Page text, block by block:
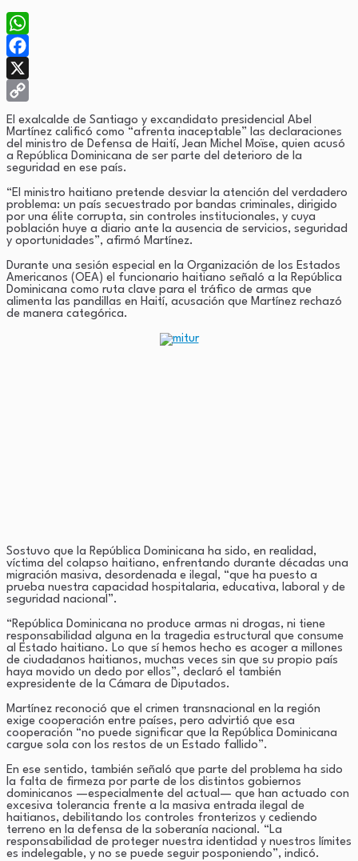
WhatsApp
Facebook
X
Copy
Link
El exalcalde de Santiago y excandidato presidencial Abel
Martínez calificó como “afrenta inaceptable” las declaraciones
del ministro de Defensa de Haití, Jean Michel Moïse, quien acusó
a República Dominicana de ser parte del deterioro de la
seguridad en ese país.
“El ministro haitiano pretende desviar la atención del verdadero
problema: un país secuestrado por bandas criminales, dirigido
por una élite corrupta, sin controles institucionales, y cuya
población huye a diario ante la ausencia de servicios, seguridad
y oportunidades”, afirmó Martínez.
Durante una sesión especial en la Organización de los Estados
Americanos (OEA) el funcionario haitiano señaló a la República
Dominicana como ruta clave para el tráfico de armas que
alimenta las pandillas en Haití, acusación que Martínez rechazó
de manera categórica.
Sostuvo que la República Dominicana ha sido, en realidad,
víctima del colapso haitiano, enfrentando durante décadas una
migración masiva, desordenada e ilegal, “que ha puesto a
prueba nuestra capacidad hospitalaria, educativa, laboral y de
seguridad nacional”.
“República Dominicana no produce armas ni drogas, ni tiene
responsabilidad alguna en la tragedia estructural que consume
al Estado haitiano. Lo que sí hemos hecho es acoger a millones
de ciudadanos haitianos, muchas veces sin que su propio país
haya movido un dedo por ellos”, declaró el también
expresidente de la Cámara de Diputados.
Martínez reconoció que el crimen transnacional en la región
exige cooperación entre países, pero advirtió que esa
cooperación “no puede significar que la República Dominicana
cargue sola con los restos de un Estado fallido”.
En ese sentido, también señaló que parte del problema ha sido
la falta de firmeza por parte de los distintos gobiernos
dominicanos —especialmente del actual— que han actuado con
excesiva tolerancia frente a la masiva entrada ilegal de
haitianos, debilitando los controles fronterizos y cediendo
terreno en la defensa de la soberanía nacional. “La
responsabilidad de proteger nuestra identidad y nuestros límites
es indelegable, y no se puede seguir posponiendo”, indicó.